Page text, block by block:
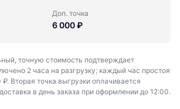
Доп. точка
6 000 ₽
точную стоимость подтверждает
2 часа на разгрузку; каждый час простоя
Вторая точка выгрузки оплачивается
в день заказа при оформлении до 12:00.